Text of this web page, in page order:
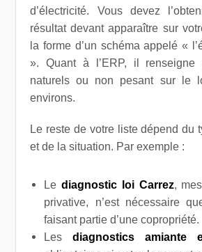
d’électricité. Vous devez
résultat devant apparaître sur
la forme d’un schéma appelé «
». Quant à l’ERP, il renseigne
naturels ou non pesant sur le
environs.
Le reste de votre liste dépend du
et de la situation. Par exemple :
Lediagnostic loi Carrez,
privative, n’est nécessaire
faisant partie d’une copropriété.
Lesdiagnostics amiante